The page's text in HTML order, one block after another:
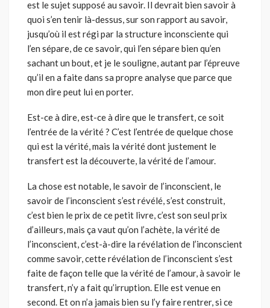
est le sujet supposé au savoir. Il devrait bien savoir à
quoi s’en tenir là-dessus, sur son rapport au savoir,
jusqu’où il est régi par la struc­ture inconsciente qui
l’en sépare, de ce savoir, qui l’en sépare bien qu’en
sachant un bout, et je le souligne, autant par l’épreuve
qu’il en a faite dans sa propre analyse que parce que
mon dire peut lui en porter.
Est-ce à dire, est-ce à dire que le transfert, ce soit
l’entrée de la vérité ? C’est l’entrée de quelque chose
qui est la vérité, mais la vérité dont jus­tement le
transfert est la découverte, la vérité de l’amour.
La chose est notable, le savoir de l’inconscient, le
savoir de l’incons­cient s’est révélé, s’est construit,
c’est bien le prix de ce petit livre, c’est son seul prix
d’ailleurs, mais ça vaut qu’on l’achète, la vérité de
l’incons­cient, c’est-à-dire la révélation de l’inconscient
comme savoir, cette révé­lation de l’inconscient s’est
faite de façon telle que la vérité de l’amour, à savoir le
transfert, n’y a fait qu’irruption. Elle est venue en
second. Et on n’a jamais bien su l’y faire rentrer, si ce